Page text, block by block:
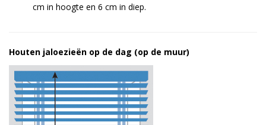
cm in hoogte en 6 cm in diep.
Houten jaloezieën op de dag (op de muur)